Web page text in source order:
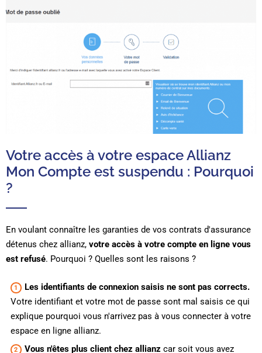
Votre accès à votre espace Allianz
Mon Compte est suspendu : Pourquoi
?
En voulant connaître les garanties de vos contrats d'assurance
détenus chez allianz, votre accès à votre compte en ligne vous
est refusé. Pourquoi ? Quelles sont les raisons ?
Les identifiants de connexion saisis ne sont pas corrects.
Votre identifiant et votre mot de passe sont mal saisis ce qui
explique pourquoi vous n'arrivez pas à vous connecter à votre
espace en ligne allianz.
Vous n'êtes plus client chez allianz car soit vous avez